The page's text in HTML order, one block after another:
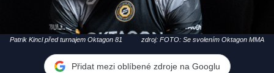
Patrik Kincl před turnajem Oktagon 81 zdroj: FOTO: Se svolením Oktagon MMA
Přidat mezi oblíbené zdroje na Googlu